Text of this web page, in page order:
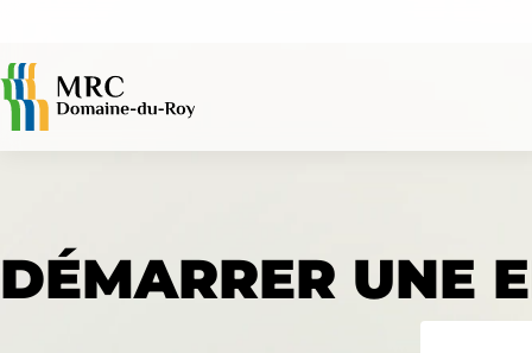
DÉMARRER UNE